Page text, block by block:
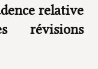
relative
révisions